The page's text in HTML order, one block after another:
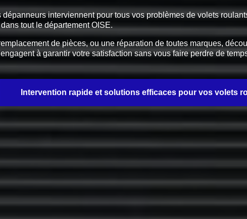
interviennent pour tous vos problèmes de volets
tout le département OISE.
de pièces, ou une réparation de toutes marques,
à garantir votre satisfaction sans vous faire perdre de
Intervention rapide et solutions efficaces pour vos volets